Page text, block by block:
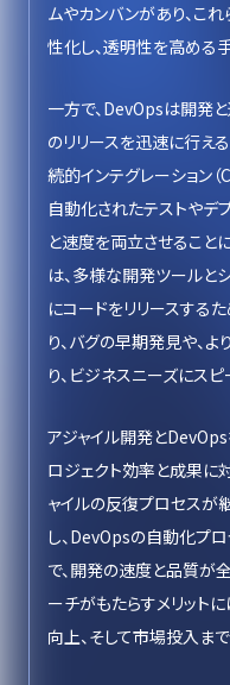
ムやカンバンがあり、こ
性化し、透明性を高める
一方で、DevOpsは開発
のリリースを迅速に行え
続的インテグレーション（
自動化されたテストやデ
と速度を両立させること
は、多様な開発ツールと
にコードをリリースする
り、バグの早期発見や、
り、ビジネスニーズにス
アジャイル開発と
ロジェクト効率と成果に
ャイルの反復プロセスが
し、DevOpsの自動化プ
で、開発の速度と品質が
ーチがもたらすメリット
向上、そして市場投入ま